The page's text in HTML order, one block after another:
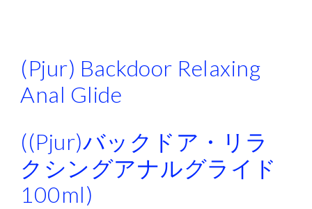
(Pjur) Backdoor Relaxing
Anal Glide
((Pjur)バックドア・リラ
クシングアナルグライド
100ml)